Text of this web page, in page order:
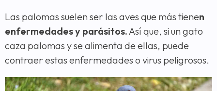
Las palomas suelen ser las aves que más tienen
enfermedades y parásitos. Así que, si un gato
caza palomas y se alimenta de ellas, puede
contraer estas enfermedades o virus peligrosos.